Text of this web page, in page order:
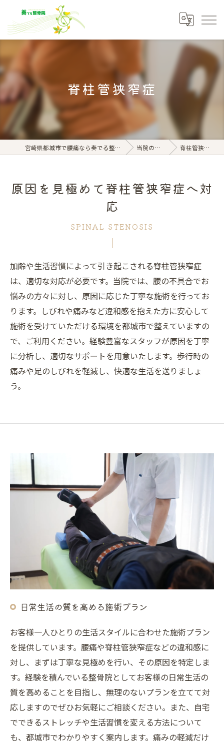
脊柱管狭窄症
宮崎県都城市で腰痛なら奏でる整骨院 当院の特徴 脊柱管狭窄症
原因を見極めて脊柱管狭窄症へ対
応
SPINAL STENOSIS
加齢や生活習慣によって引き起こされる脊柱管狭窄症
は、適切な対応が必要です。当院では、腰の不具合でお
悩みの方々に対し、原因に応じた丁寧な施術を行ってお
ります。しびれや痛みなど違和感を抱えた方に安心して
施術を受けていただける環境を都城市で整えていますの
で、ご利用ください。経験豊富なスタッフが原因を丁寧
に分析し、適切なサポートを用意いたします。歩行時の
痛みや足のしびれを軽減し、快適な生活を送りましょ
う。
日常生活の質を高める施術プラン
お客様一人ひとりの生活スタイルに合わせた施術プラン
を提供しています。腰痛や脊柱管狭窄症などの違和感に
対し、まずは丁寧な見極めを行い、その原因を特定しま
す。経験を積んでいる整骨院としてお客様の日常生活の
質を高めることを目指し、無理のないプランを立てて対
応しますのでぜひお気軽にご相談ください。また、自宅
でできるストレッチや生活習慣を変える方法について
も、都城市でわかりやすく案内します。痛みの軽減だけ